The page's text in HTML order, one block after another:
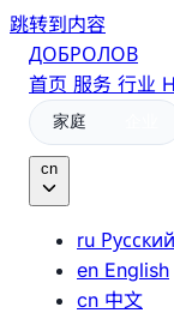
跳转到内容
ДОБРОЛОВ
首页 服务 行业
家庭
cn
ru Русский
en English
cn 中文